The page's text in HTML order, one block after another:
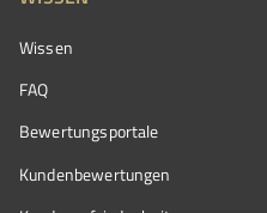
Wissen
FAQ
Bewertungsportale
Kundenbewertungen